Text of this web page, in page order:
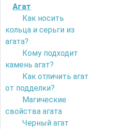
Агат
Как носить
кольца и серьги из
агата?
Кому подходит
камень агат?
Как отличить агат
от подделки?
Магические
свойства агата
Черный агат